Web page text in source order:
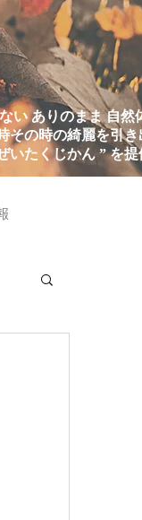
い ありのまま 自然
その時の綺麗を引き
いたくじかん ” を